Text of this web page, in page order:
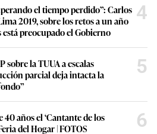
el tiempo perdido”: Carlos
2019, sobre los retos a un año
preocupado el Gobierno
4
sobre la TUUA a escalas
parcial deja intacta la
5
años el ‘Cantante de los
del Hogar | FOTOS
6